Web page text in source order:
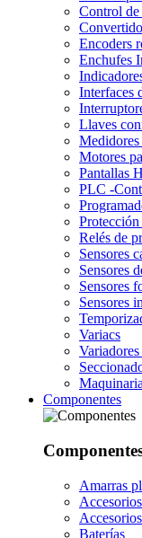
Control de
Encoders
Enchufes
Interfaces
Llaves
Motores
Pantallas
PLC -
Relés de
Sensores
Sensores
Sensores
Sensores
Variacs
Maquinaria
Componentes
Amarras
Baterías